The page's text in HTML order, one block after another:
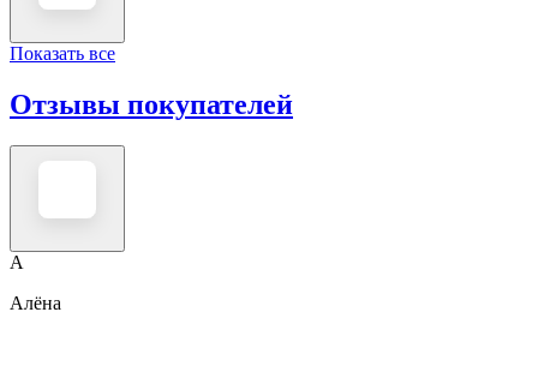
Показать все
Отзывы покупателей
А
Алёна